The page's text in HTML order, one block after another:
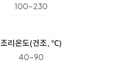
100~230
조리온도(건조, ℃)
40~90